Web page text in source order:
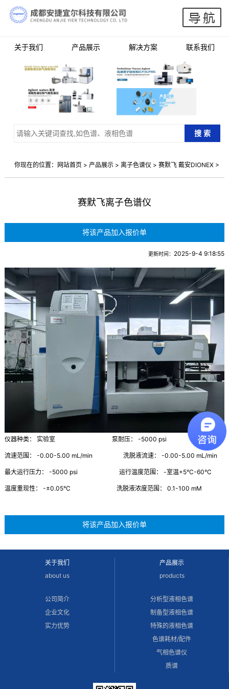
关于我们 产品展示 解决方案 联系我们
你现在的位置： 网站首页 >产品展示 >离子色谱仪 >赛默飞 戴安DIONEX >
赛默飞离子色谱仪
更新时间： 2025-9-4 9:18:55
仪器种类： 实验室 泵耐压： -5000 psi
流速范围： -0.00-5.00 mL/min 洗脱液流速： -0.00-5.00 mL/min
最大运行压力： -5000 psi 运行温度范围： -室温+5°C-60°C
温度重现性： -±0.05°C 洗脱液浓度范围： 0.1-100 mM
关于我们
about us
公司简介
企业文化
实力优势
产品展示
products
分析型液相色谱
制备型液相色谱
特殊的液相色谱
色谱耗材/配件
气相色谱仪
质谱